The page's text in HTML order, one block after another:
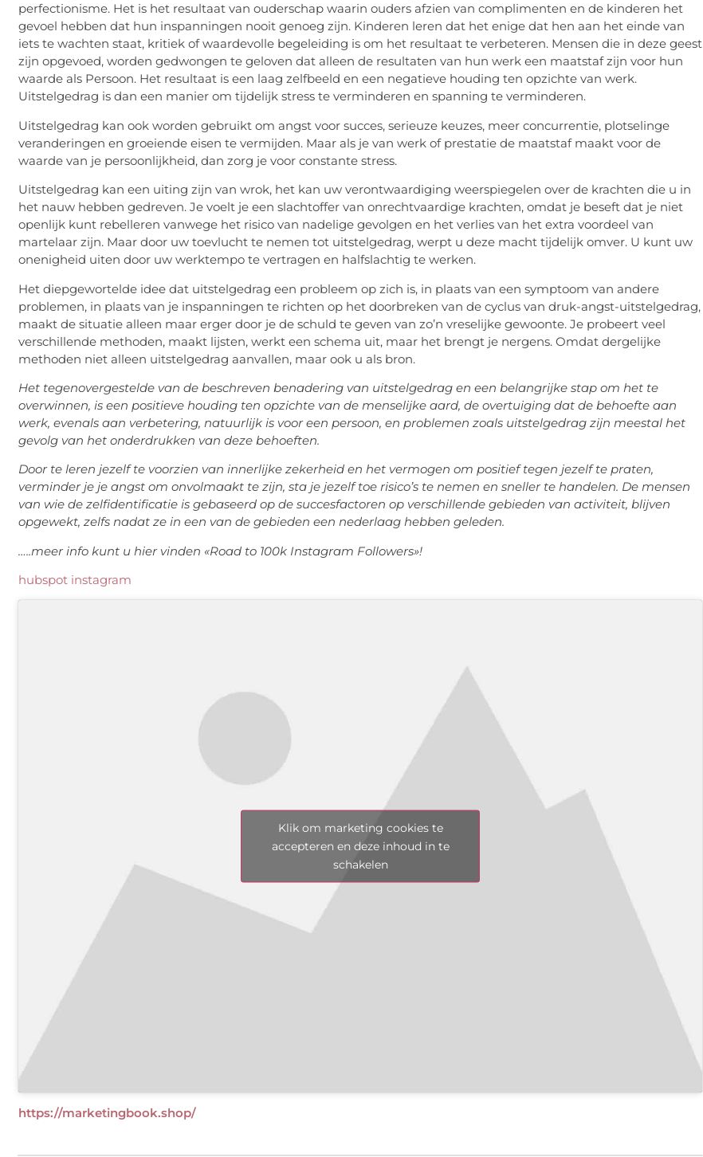
perfectionisme. Het is het resultaat van ouderschap waarin ouders afzien van complimenten en de kinderen het
gevoel hebben dat hun inspanningen nooit genoeg zijn. Kinderen leren dat het enige dat hen aan het einde van
iets te wachten staat, kritiek of waardevolle begeleiding is om het resultaat te verbeteren. Mensen die in deze geest
zijn opgevoed, worden gedwongen te geloven dat alleen de resultaten van hun werk een maatstaf zijn voor hun
waarde als Persoon. Het resultaat is een laag zelfbeeld en een negatieve houding ten opzichte van werk.
Uitstelgedrag is dan een manier om tijdelijk stress te verminderen en spanning te verminderen.
Uitstelgedrag kan ook worden gebruikt om angst voor succes, serieuze keuzes, meer concurrentie, plotselinge
veranderingen en groeiende eisen te vermijden. Maar als je van werk of prestatie de maatstaf maakt voor de
waarde van je persoonlijkheid, dan zorg je voor constante stress.
Uitstelgedrag kan een uiting zijn van wrok, het kan uw verontwaardiging weerspiegelen over de krachten die u in
het nauw hebben gedreven. Je voelt je een slachtoffer van onrechtvaardige krachten, omdat je beseft dat je niet
openlijk kunt rebelleren vanwege het risico van nadelige gevolgen en het verlies van het extra voordeel van
martelaar zijn. Maar door uw toevlucht te nemen tot uitstelgedrag, werpt u deze macht tijdelijk omver. U kunt uw
onenigheid uiten door uw werktempo te vertragen en halfslachtig te werken.
Het diepgewortelde idee dat uitstelgedrag een probleem op zich is, in plaats van een symptoom van andere
problemen, in plaats van je inspanningen te richten op het doorbreken van de cyclus van druk-angst-uitstelgedrag,
maakt de situatie alleen maar erger door je de schuld te geven van zo’n vreselijke gewoonte. Je probeert veel
verschillende methoden, maakt lijsten, werkt een schema uit, maar het brengt je nergens. Omdat dergelijke
methoden niet alleen uitstelgedrag aanvallen, maar ook u als bron.
Het tegenovergestelde van de beschreven benadering van uitstelgedrag en een belangrijke stap om het te
overwinnen, is een positieve houding ten opzichte van de menselijke aard, de overtuiging dat de behoefte aan
werk, evenals aan verbetering, natuurlijk is voor een persoon, en problemen zoals uitstelgedrag zijn meestal het
gevolg van het onderdrukken van deze behoeften.
Door te leren jezelf te voorzien van innerlijke zekerheid en het vermogen om positief tegen jezelf te praten,
verminder je je angst om onvolmaakt te zijn, sta je jezelf toe risico’s te nemen en sneller te handelen. De mensen
van wie de zelfidentificatie is gebaseerd op de succesfactoren op verschillende gebieden van activiteit, blijven
opgewekt, zelfs nadat ze in een van de gebieden een nederlaag hebben geleden.
…..meer info kunt u hier vinden «Road to 100k Instagram Followers»!
hubspot instagram
Klik om marketing cookies te
accepteren en deze inhoud in te
schakelen
https://marketingbook.shop/